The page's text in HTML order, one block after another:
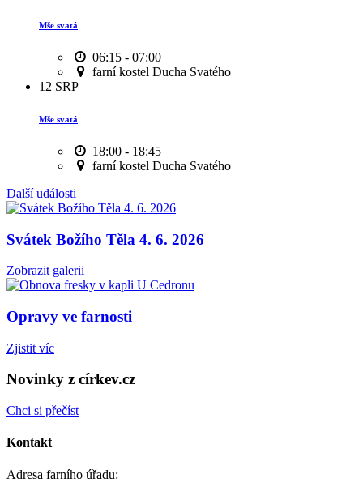
Mše svatá
06:15 - 07:00
farní kostel Ducha Svatého
12 SRP
Mše svatá
18:00 - 18:45
farní kostel Ducha Svatého
Další události
Svátek Božího Těla 4. 6. 2026
Zobrazit galerii
Opravy ve farnosti
Zjistit víc
Novinky z církev.cz
Chci si přečíst
Kontakt
Adresa farního úřadu: